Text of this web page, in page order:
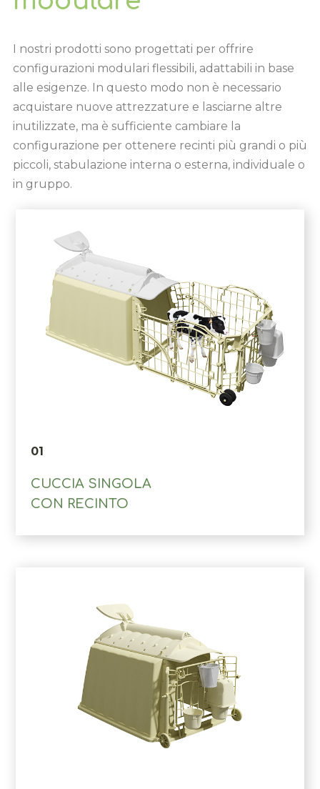
I nostri prodotti sono progettati per offrire
configurazioni modulari flessibili, adattabili in base
alle esigenze. In questo modo non è necessario
acquistare nuove attrezzature e lasciarne altre
inutilizzate, ma è sufficiente cambiare la
configurazione per ottenere recinti più grandi o più
piccoli, stabulazione interna o esterna, individuale o
in gruppo.
01
CUCCIA SINGOLA
CON RECINTO